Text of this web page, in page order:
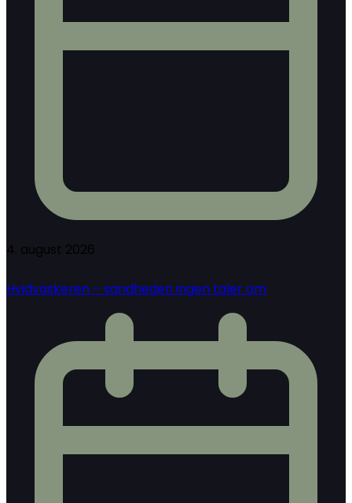
4. august 2026
Hvidvaskeren – sandheden ingen taler om